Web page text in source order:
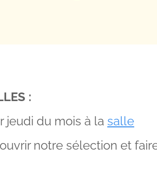
:
jeudi du mois à la salle
notre sélection et